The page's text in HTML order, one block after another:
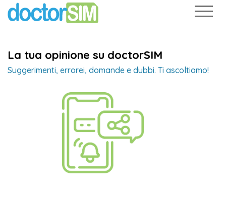
La tua opinione su doctorSIM
Suggerimenti, errorei, domande e dubbi. Ti ascoltiamo!